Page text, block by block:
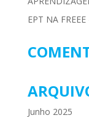
EPT NA
Junho 2025